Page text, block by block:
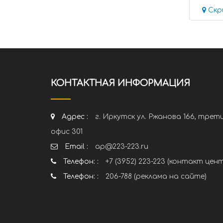
КОНТАКТНАЯ ИНФОРМАЦИЯ
Адрес :
г. Иркутск ул. Ржанова 166,
офис 301
Email :
ap@223-223.ru
Телефон: :
+7 (3952) 223-223 (контакт
Телефон: :
206-788 (реклама на сайте)